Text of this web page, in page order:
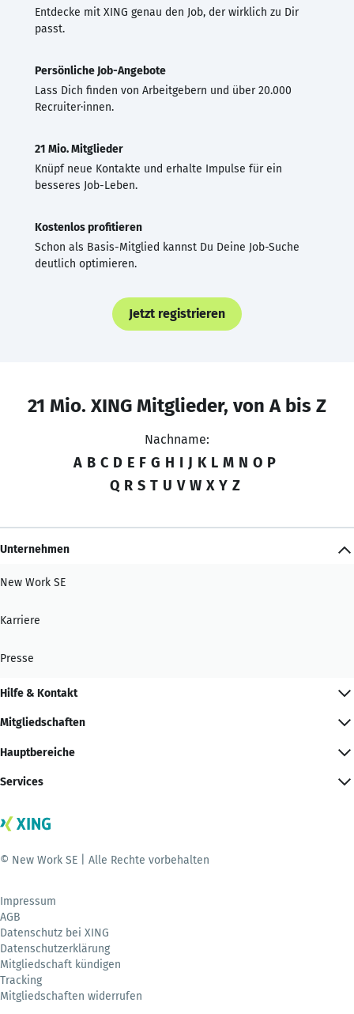
Entdecke mit XING genau den Job, der wirklich zu Dir
passt.
Persönliche Job-Angebote
Lass Dich finden von Arbeitgebern und über 20.000
Recruiter·innen.
21 Mio. Mitglieder
Knüpf neue Kontakte und erhalte Impulse für ein
besseres Job-Leben.
Kostenlos profitieren
Schon als Basis-Mitglied kannst Du Deine Job-Suche
deutlich optimieren.
Jetzt registrieren
21 Mio. XING Mitglieder, von A bis Z
Nachname:
A B C D E F G H I J K L M N O P
Q R S T U V W X Y Z
Unternehmen
New Work SE
Karriere
Presse
Hilfe & Kontakt
Mitgliedschaften
Hauptbereiche
Services
© New Work SE | Alle Rechte vorbehalten
Impressum
AGB
Datenschutz bei XING
Datenschutzerklärung
Mitgliedschaft kündigen
Tracking
Mitgliedschaften widerrufen